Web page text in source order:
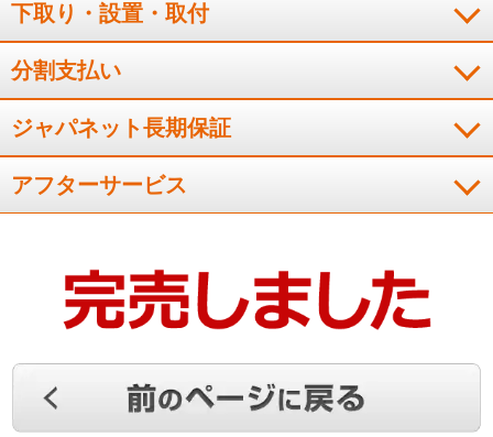
画像が綺麗で観ていて疲れないので、満足しています。
※「お客様の声」は実際にご購入されたお客様からのご意見を掲載しておりま
す。
※商品により、同一シリーズをご購入された方の声を含みます。
下取り・設置・取付
分割支払い
ジャパネット長期保証
アフターサービス